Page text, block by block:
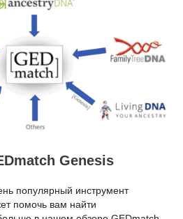
Genesis
популярный инструмент
помочь вам найти